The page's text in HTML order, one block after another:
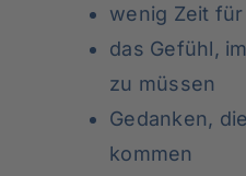
wenig Zeit
das Gefühl,
zu müssen
Gedanken,
kommen